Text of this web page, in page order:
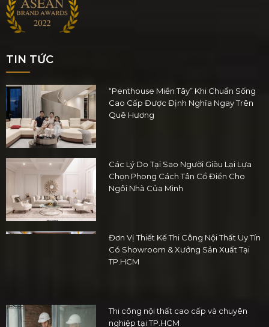
TIN TỨC
“Penthouse Miền Tây” Khi Chuẩn Sống
Cao Cấp Được Định Nghĩa Ngay Trên
Quê Hương
Các Lý Do Tại Sao Người Giàu Lại Lựa
Chọn Phong Cách Tân Cổ Điển Cho
Ngôi Nhà Của Mình
Đơn Vị Thiết Kế Thi Công Nội Thất Uy Tín
Có Showroom & Xưởng Sản Xuất Tại
TP.HCM
Thi công nội thất cao cấp và chuyên
nghiệp tại TP.HCM